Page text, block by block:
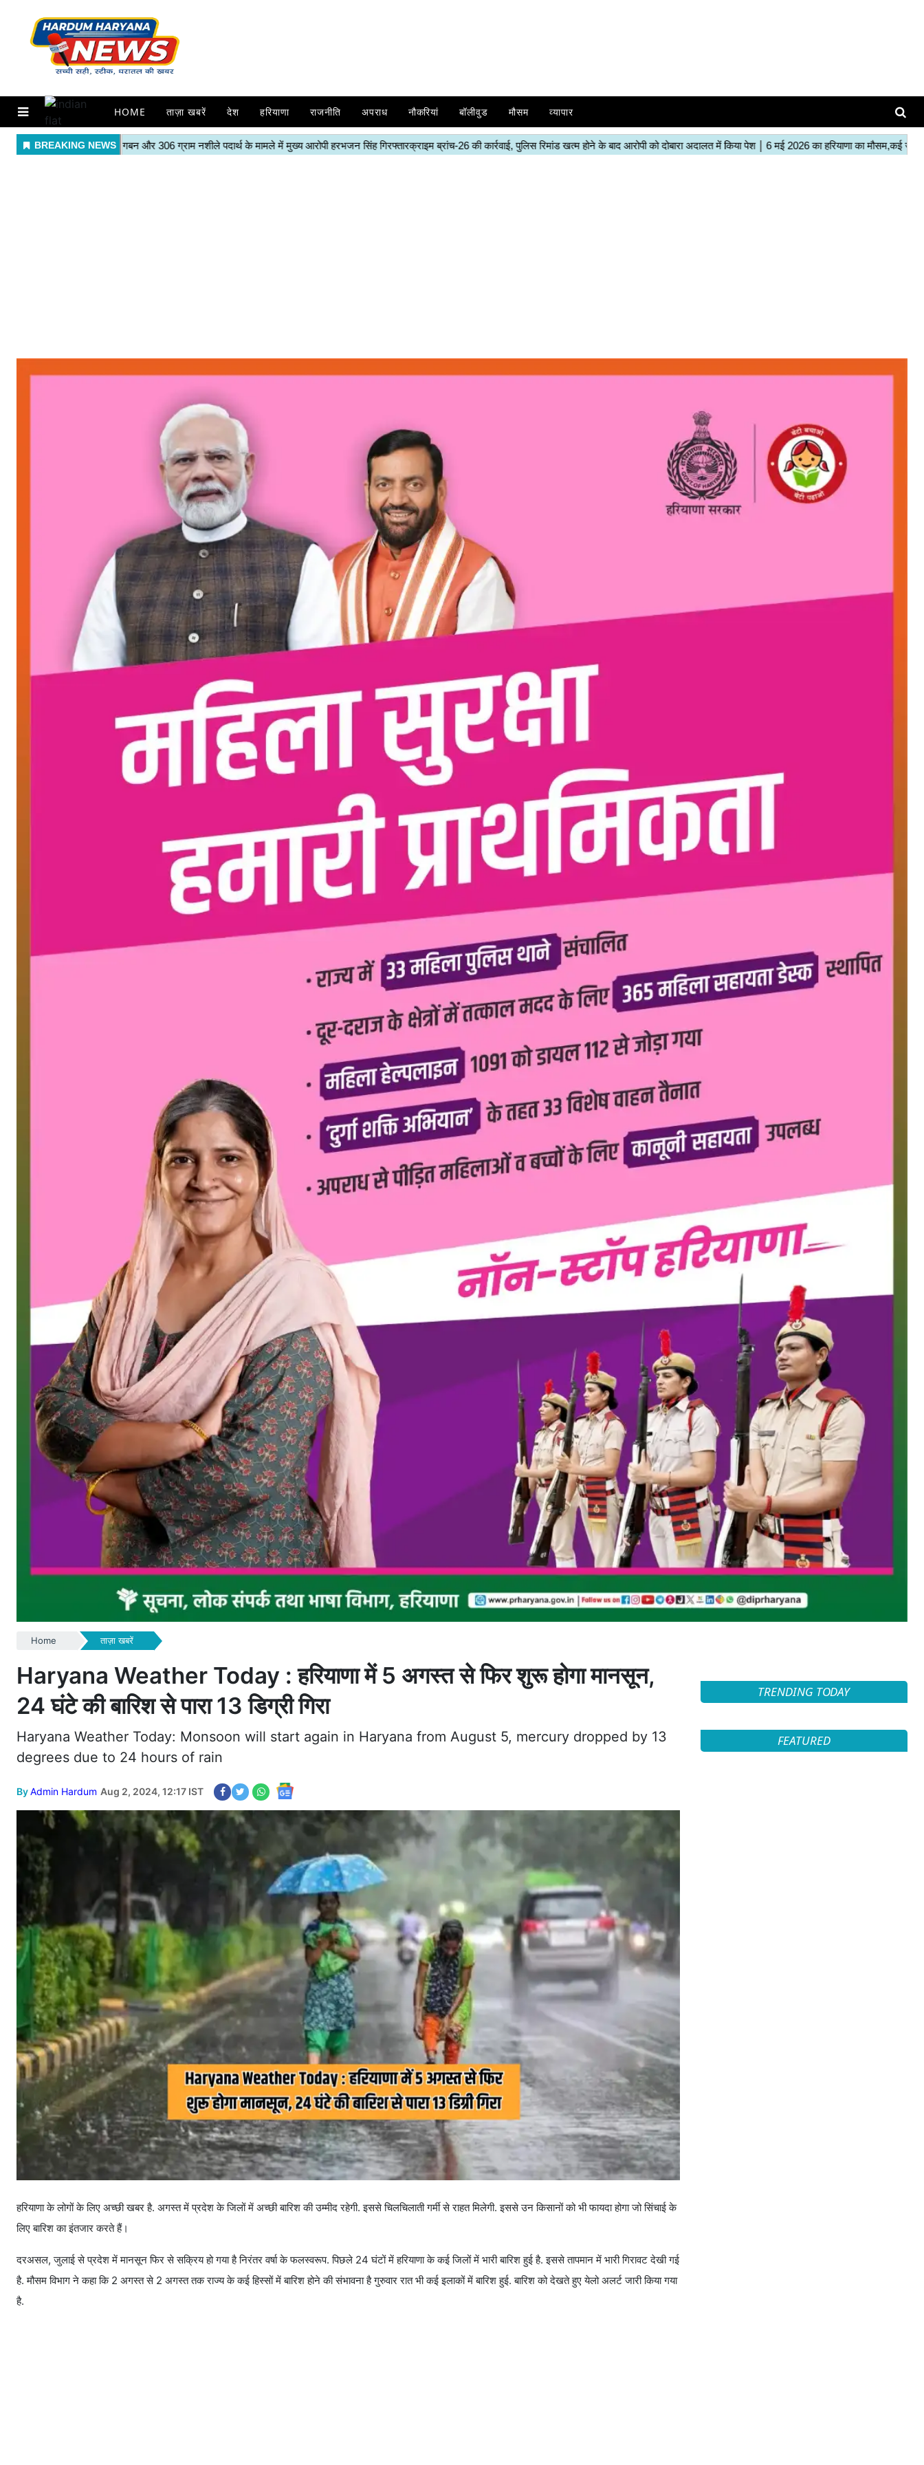
HOME ताज़ा खबरें देश हरियाणा राजनीति अपराध नौकरियां बॉलीवुड मौसम व्यापार
Home ताज़ा खबरें
Haryana Weather Today : हरियाणा में 5 अगस्त से फिर शुरू होगा मानसून,
24 घंटे की बारिश से पारा 13 डिग्री गिरा
Haryana Weather Today: Monsoon will start again in Haryana from August 5, mercury dropped by 13
degrees due to 24 hours of rain
ByAdmin Hardum Aug 2, 2024, 12:17 IST
हरियाणा के लोगों के लिए अच्छी खबर है. अगस्त में प्रदेश के जिलों में अच्छी बारिश की उम्मीद रहेगी. इससे चिलचिलाती गर्मी से राहत मिलेगी. इससे उन किसानों को भी फायदा होगा जो सिंचाई के
लिए बारिश का इंतजार करते हैं।
दरअसल, जुलाई से प्रदेश में मानसून फिर से सक्रिय हो गया है निरंतर वर्षा के फलस्वरूप. पिछले 24 घंटों में हरियाणा के कई जिलों में भारी बारिश हुई है. इससे तापमान में भारी गिरावट देखी गई
है. मौसम विभाग ने कहा कि 2 अगस्त से 2 अगस्त तक राज्य के कई हिस्सों में बारिश होने की संभावना है गुरुवार रात भी कई इलाकों में बारिश हुई. बारिश को देखते हुए येलो अलर्ट जारी किया गया
है.
TRENDING TODAY
FEATURED